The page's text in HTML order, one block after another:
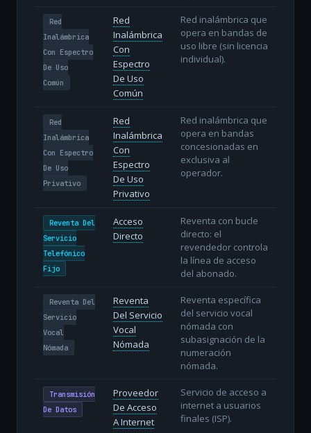
Red
Inalámbrica
Con Espectro
De Uso
Común
Red
Inalámbrica
Con
Espectro
De Uso
Común
Red inalámbrica que
opera en bandas de
uso libre (sin licencia
individual).
Red
Inalámbrica
Con Espectro
De Uso
Privativo
Red
Inalámbrica
Con
Espectro
De Uso
Privativo
Red inalámbrica que
opera en bandas
concesionadas en
exclusiva al
operador.
Reventa Del
Servicio
Telefónico
Fijo
Acceso
Directo
Reventa con bucle
directo: el
revendedor controla
la línea de acceso
del abonado.
Reventa Del
Servicio
Vocal
Nómada
Reventa
Del Servicio
Vocal
Nómada
Reventa específica
del servicio vocal
nómada con
subasignación de la
numeración
nómada.
Transmisión
De Datos
Proveedor
De Acceso
A Internet
Servicio de acceso a
internet a usuarios
finales (ISP).